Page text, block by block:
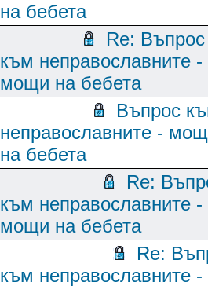
на бебета
Re: Въпрос
към неправославните -
мощи на бебета
Въпрос
неправославните -
на бебета
Re:
към неправославните -
мощи на бебета
Re:
към неправославните -